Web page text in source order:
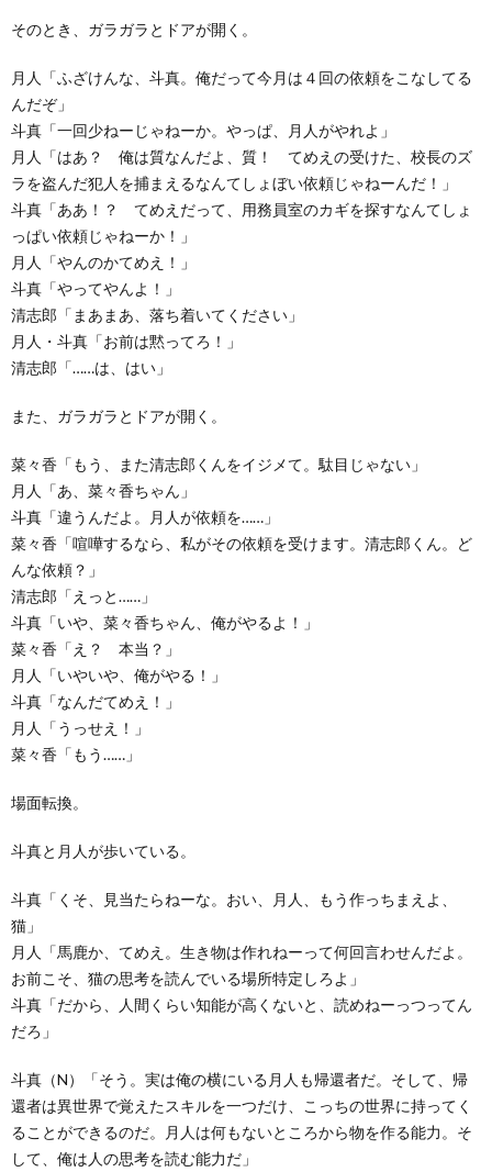
そのとき、ガラガラとドアが開く。
月人「ふざけんな、斗真。俺だって今月は４回の依頼をこなしてる
んだぞ」
斗真「一回少ねーじゃねーか。やっぱ、月人がやれよ」
月人「はあ？ 俺は質なんだよ、質！ てめえの受けた、校長のズ
ラを盗んだ犯人を捕まえるなんてしょぼい依頼じゃねーんだ！」
斗真「ああ！？ てめえだって、用務員室のカギを探すなんてしょ
っぱい依頼じゃねーか！」
月人「やんのかてめえ！」
斗真「やってやんよ！」
清志郎「まあまあ、落ち着いてください」
月人・斗真「お前は黙ってろ！」
清志郎「……は、はい」
また、ガラガラとドアが開く。
菜々香「もう、また清志郎くんをイジメて。駄目じゃない」
月人「あ、菜々香ちゃん」
斗真「違うんだよ。月人が依頼を……」
菜々香「喧嘩するなら、私がその依頼を受けます。清志郎くん。ど
んな依頼？」
清志郎「えっと……」
斗真「いや、菜々香ちゃん、俺がやるよ！」
菜々香「え？ 本当？」
月人「いやいや、俺がやる！」
斗真「なんだてめえ！」
月人「うっせえ！」
菜々香「もう……」
場面転換。
斗真と月人が歩いている。
斗真「くそ、見当たらねーな。おい、月人、もう作っちまえよ、
猫」
月人「馬鹿か、てめえ。生き物は作れねーって何回言わせんだよ。
お前こそ、猫の思考を読んでいる場所特定しろよ」
斗真「だから、人間くらい知能が高くないと、読めねーっつってん
だろ」
斗真（N）「そう。実は俺の横にいる月人も帰還者だ。そして、帰
還者は異世界で覚えたスキルを一つだけ、こっちの世界に持ってく
ることができるのだ。月人は何もないところから物を作る能力。そ
して、俺は人の思考を読む能力だ」